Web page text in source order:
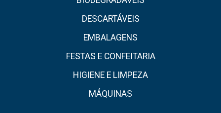
DESCARTÁVEIS
EMBALAGENS
FESTAS E CONFEITARIA
HIGIENE E LIMPEZA
MÁQUINAS